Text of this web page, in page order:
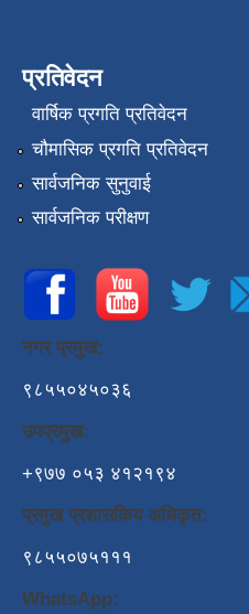
प्रतिवेदन
वार्षिक प्रगति प्रतिवेदन
चौमासिक प्रगति प्रतिवेदन
सार्वजनिक सुनुवाई
सार्वजनिक परीक्षण
नगर प्रमुख:
९८५५०४५०३६
उपप्रमुख:
+९७७ ०५३ ४१२१९४
प्रमुख प्रशासकिय अधिकृत:
९८५५०७५१११
WhatsApp: